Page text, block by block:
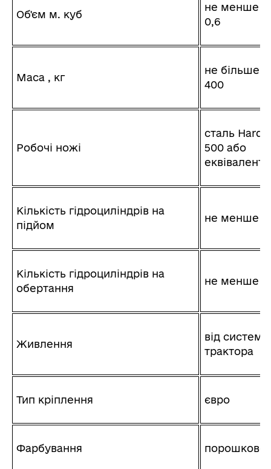
Об'єм м. куб
не менше
0,6
Маса , кг
не більше
400
Робочі ножі
сталь
500 або
еквівалент
Кількість гідроциліндрів на
підйом
не менше 2
Кількість гідроциліндрів на
обертання
не менше 2
Живлення
від системи
трактора
Тип кріплення євро
Фарбування порошкове